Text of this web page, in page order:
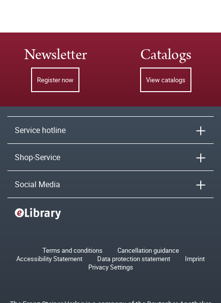
Newsletter
Register now
Catalogs
View catalogs
Service hotline
Shop-Service
Social Media
Terms and conditions
Cancellation guidance
Accessibility Statement
Data protection statement
Imprint
Privacy Settings